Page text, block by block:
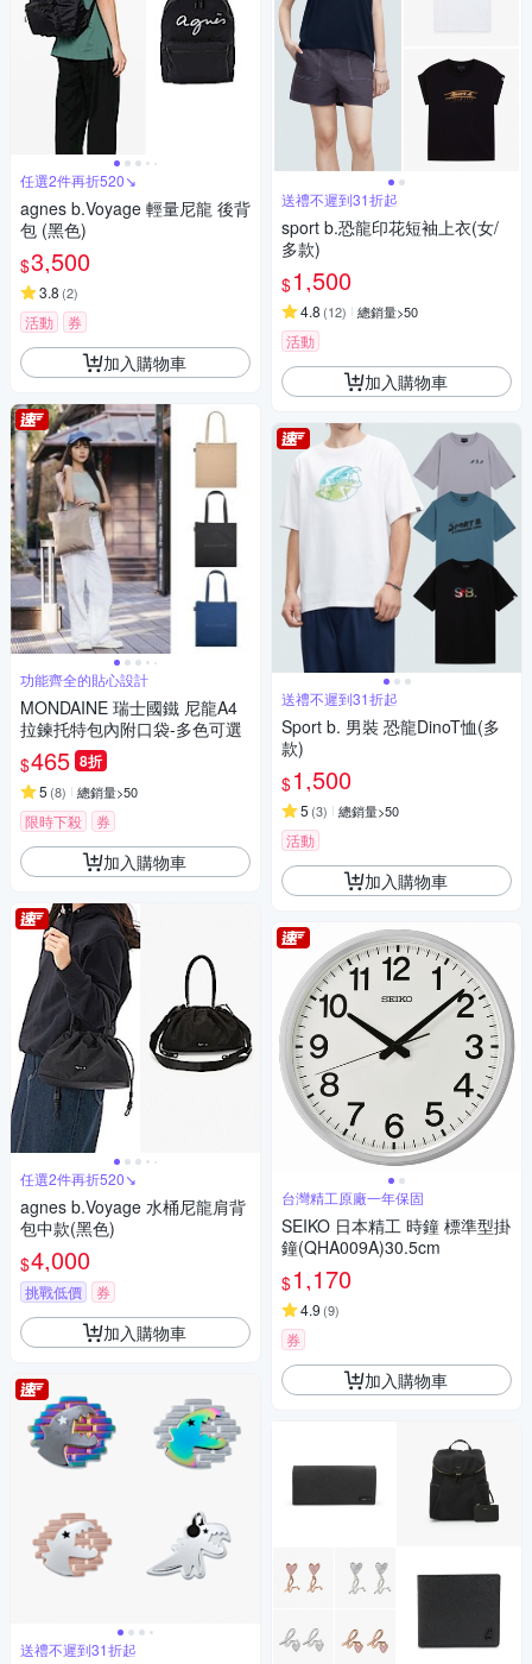
任選2件再折520↘
agnes b.Voyage 輕量尼龍 後背
包 (黑色)
$3,500
3.8 (2)
活動 券
加入購物車
功能齊全的貼心設計
MONDAINE 瑞士國鐵 尼龍A4
拉鍊托特包內附口袋-多色可選
$465 8折
5 (8) 總銷量>50
限時下殺 券
加入購物車
任選2件再折520↘
agnes b.Voyage 水桶尼龍肩背
包中款(黑色)
$4,000
挑戰低價 券
加入購物車
送禮不遲到31折起
送禮不遲到31折起
sport b.恐龍印花短袖上衣(女/
多款)
$1,500
4.8 (12) 總銷量>50
活動
加入購物車
送禮不遲到31折起
Sport b. 男裝 恐龍DinoT恤(多
款)
$1,500
5 (3) 總銷量>50
活動
加入購物車
台灣精工原廠一年保固
SEIKO 日本精工 時鐘 標準型掛
鐘(QHA009A)30.5cm
$1,170
4.9 (9)
券
加入購物車